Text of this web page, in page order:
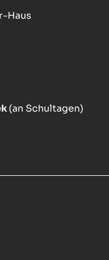
Haus
(an Schultagen)